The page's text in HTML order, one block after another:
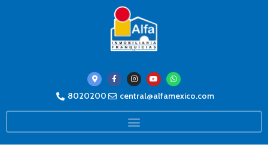
8020200 central@alfamexico.com